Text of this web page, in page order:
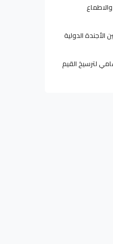
الأجندة الدولية
لترسيخ القيم